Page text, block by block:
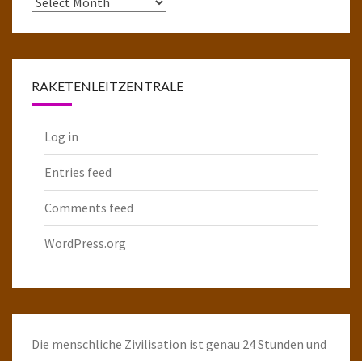
RAKETENLEITZENTRALE
Log in
Entries feed
Comments feed
WordPress.org
Die menschliche Zivilisation ist genau 24 Stunden und